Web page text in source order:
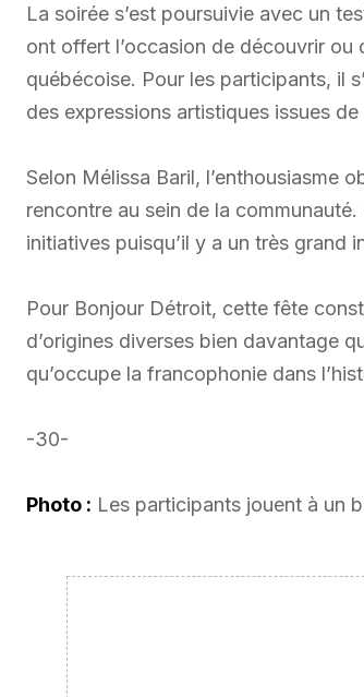
La soirée s’est poursuivie avec un
ont offert l’occasion de découvrir ou
québécoise. Pour les participants, il
des expressions artistiques issues
Selon Mélissa Baril, l’enthousiasme
rencontre au sein de la
initiatives puisqu’il y a un très grand
Pour Bonjour Détroit, cette fête
d’origines diverses bien davantage
qu’occupe la francophonie dans
-30-
Photo : Les participants jouent à un